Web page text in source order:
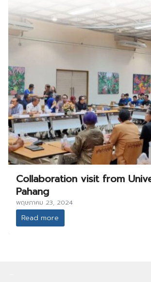
Collaboration visit from
Pahang
พฤษภาคม 23, 2024
Read more